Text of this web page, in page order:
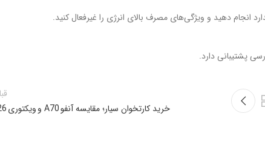
انجام دهید و ویژگی‌های مصرف بالای انرژی را غیرفعال کنید.
پشتیبانی دارد.
خرید کارتخوان سیار؛ مقایسه آنفو A70 و ویکتوری 626